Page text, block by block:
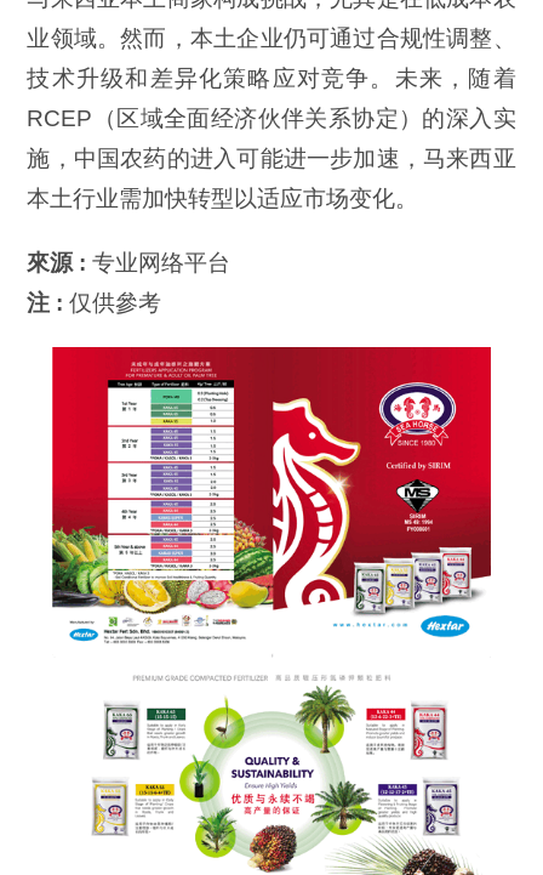
业领域。然而，本土企业仍可通过合规性调整、
技术升级和差异化策略应对竞争。未来，随着
RCEP（区域全面经济伙伴关系协定）的深入实
施，中国农药的进入可能进一步加速，马来西亚
本土行业需加快转型以适应市场变化。
來源 : 专业网络平台
注 : 仅供參考